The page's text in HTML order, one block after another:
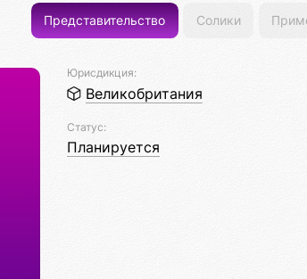
Представительство Солики
Юрисдикция:
Великобритания
Статус:
Планируется